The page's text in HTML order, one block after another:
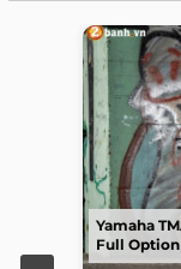
Yamaha
Full Option